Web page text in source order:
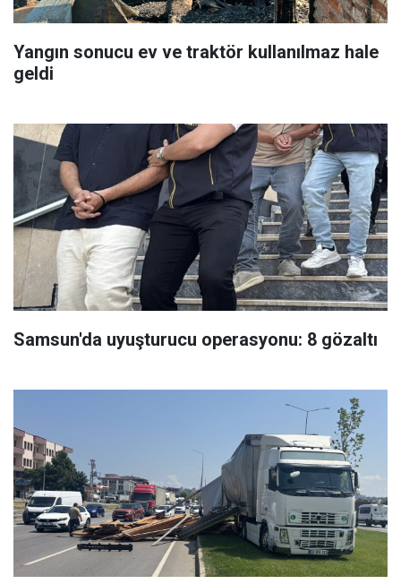
Yangın sonucu ev ve traktör kullanılmaz hale
geldi
Samsun'da uyuşturucu operasyonu: 8 gözaltı